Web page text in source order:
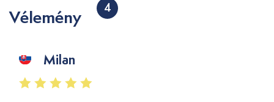
Vélemény 4
Milan